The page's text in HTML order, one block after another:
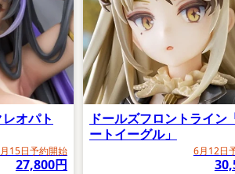
オパト
15日予約開始
27,800円
ドールズフロントライン
ートイーグル」
6月12日